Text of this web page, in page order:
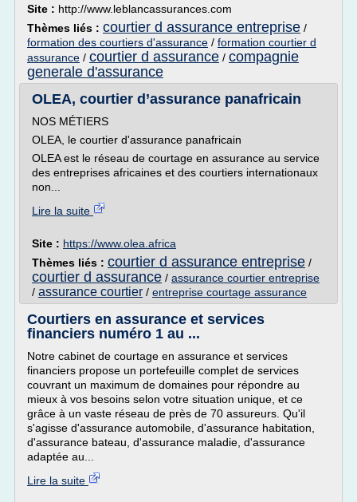
Site : http://www.leblancassurances.com
Thèmes liés : courtier d assurance entreprise /
formation des courtiers d'assurance / formation courtier d
assurance / courtier d assurance / compagnie
generale d'assurance
OLEA, courtier d’assurance panafricain
NOS MÉTIERS
OLEA, le courtier d'assurance panafricain
OLEA est le réseau de courtage en assurance au service
des entreprises africaines et des courtiers internationaux
non...
Lire la suite
Site : https://www.olea.africa
Thèmes liés : courtier d assurance entreprise /
courtier d assurance / assurance courtier entreprise
/ assurance courtier / entreprise courtage assurance
Courtiers en assurance et services
financiers numéro 1 au ...
Notre cabinet de courtage en assurance et services
financiers propose un portefeuille complet de services
couvrant un maximum de domaines pour répondre au
mieux à vos besoins selon votre situation unique, et ce
grâce à un vaste réseau de près de 70 assureurs. Qu'il
s'agisse d'assurance automobile, d'assurance habitation,
d'assurance bateau, d'assurance maladie, d'assurance
adaptée au...
Lire la suite